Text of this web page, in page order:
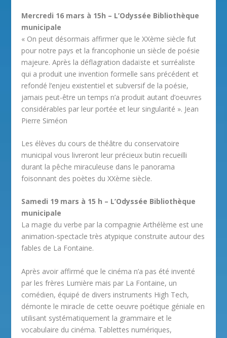
Mercredi 16 mars à 15h – L’Odyssée Bibliothèque
municipale
« On peut désormais affirmer que le XXème siècle fut
pour notre pays et la francophonie un siècle de poésie
majeure. Après la déflagration dadaïste et surréaliste
qui a produit une invention formelle sans précédent et
refondé l’enjeu existentiel et subversif de la poésie,
jamais peut-être un temps n’a produit autant d’oeuvres
considérables par leur portée et leur singularité ». Jean
Pierre Siméon
Les élèves du cours de théâtre du conservatoire
municipal vous livreront leur précieux butin recueilli
durant la pêche miraculeuse dans le panorama
foisonnant des poètes du XXème siècle.
Samedi 19 mars à 15 h – L’Odyssée Bibliothèque
municipale
La magie du verbe par la compagnie Arthélème est une
animation-spectacle très atypique construite autour des
fables de La Fontaine.
Après avoir affirmé que le cinéma n’a pas été inventé
par les frères Lumière mais par La Fontaine, un
comédien, équipé de divers instruments High Tech,
démonte le miracle de cette oeuvre poétique géniale en
utilisant systématiquement la grammaire et le
vocabulaire du cinéma. Tablettes numériques,